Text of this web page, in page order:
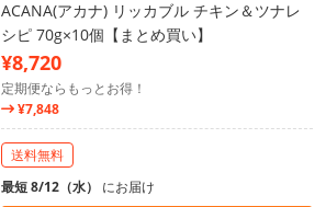
ACANA(アカナ) リッカブル チキン＆ツナレ
シピ 70g×10個【まとめ買い】
¥8,720
定期便ならもっとお得！
¥7,848
送料無料
最短 8/12（水） にお届け